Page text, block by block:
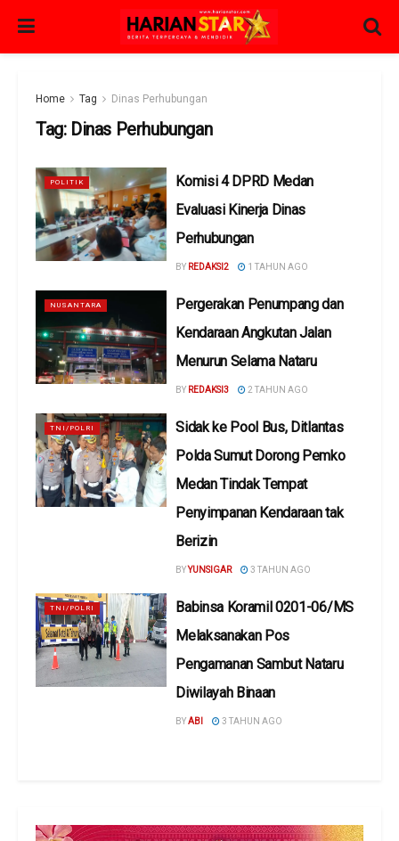
Home Tag Dinas Perhubungan
Tag: Dinas Perhubungan
POLITIK
Komisi 4 DPRD Medan
Evaluasi Kinerja Dinas
Perhubungan
BY REDAKSI2 1 TAHUN AGO
NUSANTARA
Pergerakan Penumpang dan
Kendaraan Angkutan Jalan
Menurun Selama Nataru
BY REDAKSI3 2 TAHUN AGO
TNI/POLRI
Sidak ke Pool Bus, Ditlantas
Polda Sumut Dorong Pemko
Medan Tindak Tempat
Penyimpanan Kendaraan tak
Berizin
BYYUNSIGAR 3 TAHUN AGO
TNI/POLRI
Babinsa Koramil 0201-06/MS
Melaksanakan Pos
Pengamanan Sambut Nataru
Diwilayah Binaan
BYABI 3 TAHUN AGO